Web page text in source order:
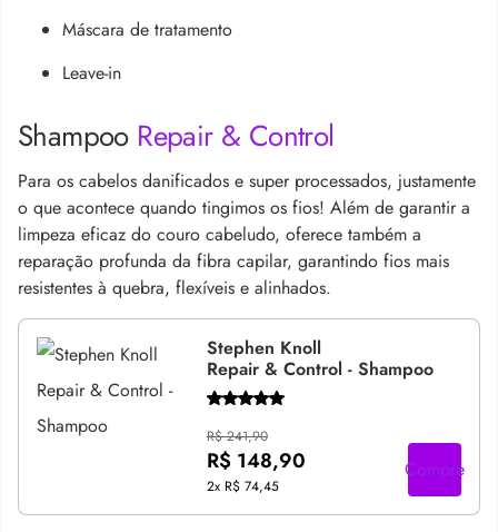
Máscara de tratamento
Leave-in
Shampoo Repair & Control
Para os cabelos danificados e super processados, justamente
o que acontece quando tingimos os fios! Além de garantir a
limpeza eficaz do couro cabeludo, oferece também a
reparação profunda da fibra capilar, garantindo fios mais
resistentes à quebra, flexíveis e alinhados.
Stephen Knoll
Repair & Control - Shampoo
R$ 241,90
R$ 148,90
2x R$ 74,45
Compre